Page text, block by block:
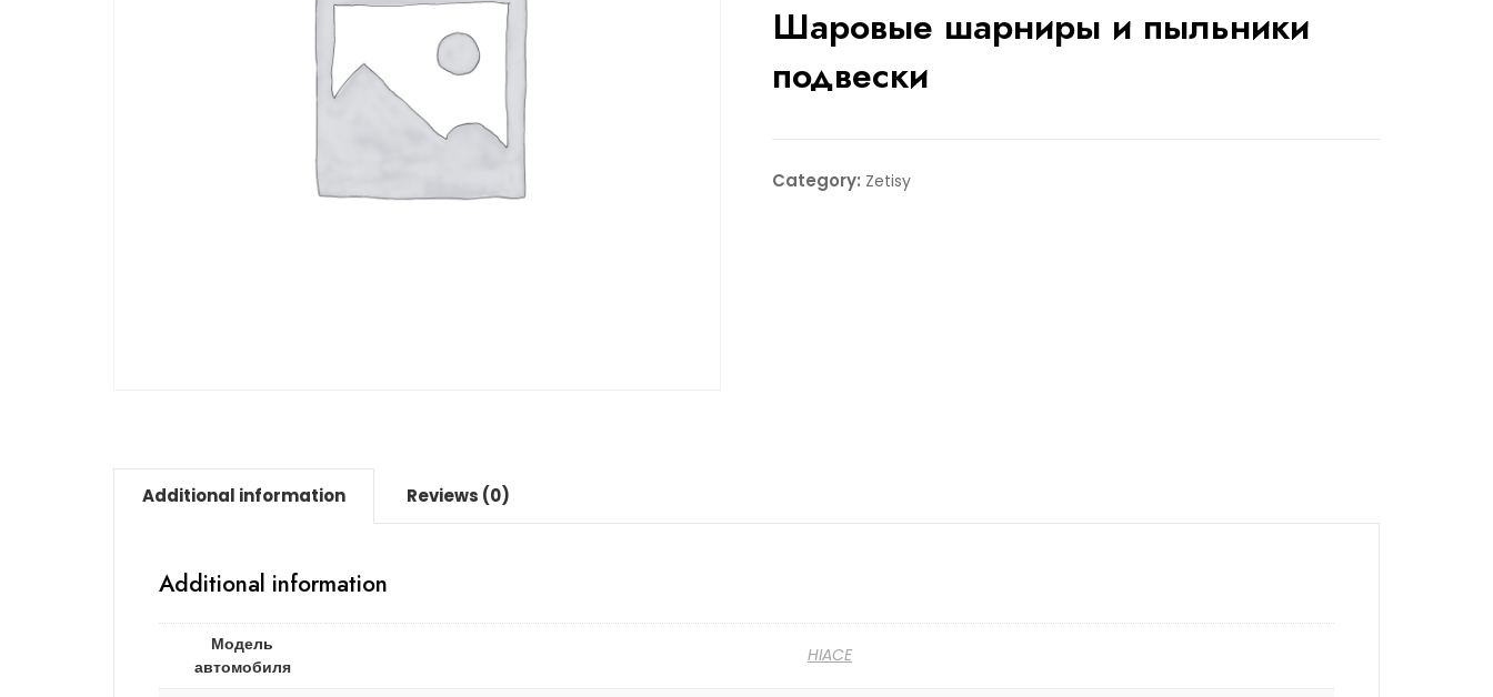
Шаровые шарниры и пыльники
подвески
Category: Zetisy
Additional information Reviews (0)
Additional information
Модель
автомобиля
HIACE